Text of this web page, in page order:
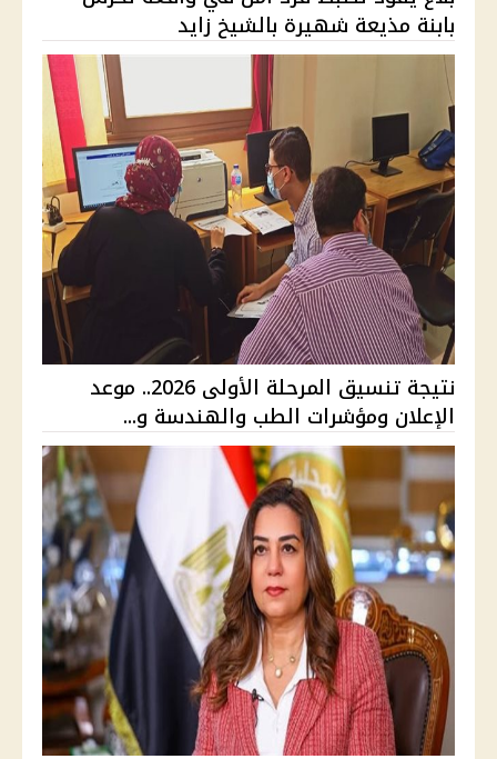
بابنة مذيعة شهيرة بالشيخ زايد
نتيجة تنسيق المرحلة الأولى 2026.. موعد
الإعلان ومؤشرات الطب والهندسة و...